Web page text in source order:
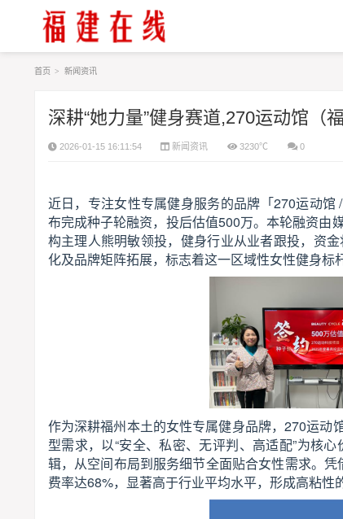
首页 > 新闻资讯
深耕“她力量”健身赛道,270运动馆（
2026-01-15 16:11:54 新闻资讯 3230℃ 0
近日，专注女性专属健身服务的品牌「270运动
布完成种子轮融资，投后估值500万。本轮融资由
构主理人熊明敏领投，健身行业从业者跟投，资
化及品牌矩阵拓展，标志着这一区域性女性健身标
作为深耕福州本土的女性专属健身品牌，270运动
型需求，以“安全、私密、无评判、高适配”为核
辑，从空间布局到服务细节全面贴合女性需求。
费率达68%，显著高于行业平均水平，形成高粘性